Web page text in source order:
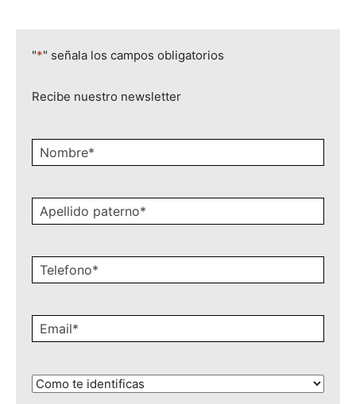
"*" señala los campos obligatorios
Recibe nuestro newsletter
Nombre*
Apellido
paterno*
Celular*
Email*
¿Cómo